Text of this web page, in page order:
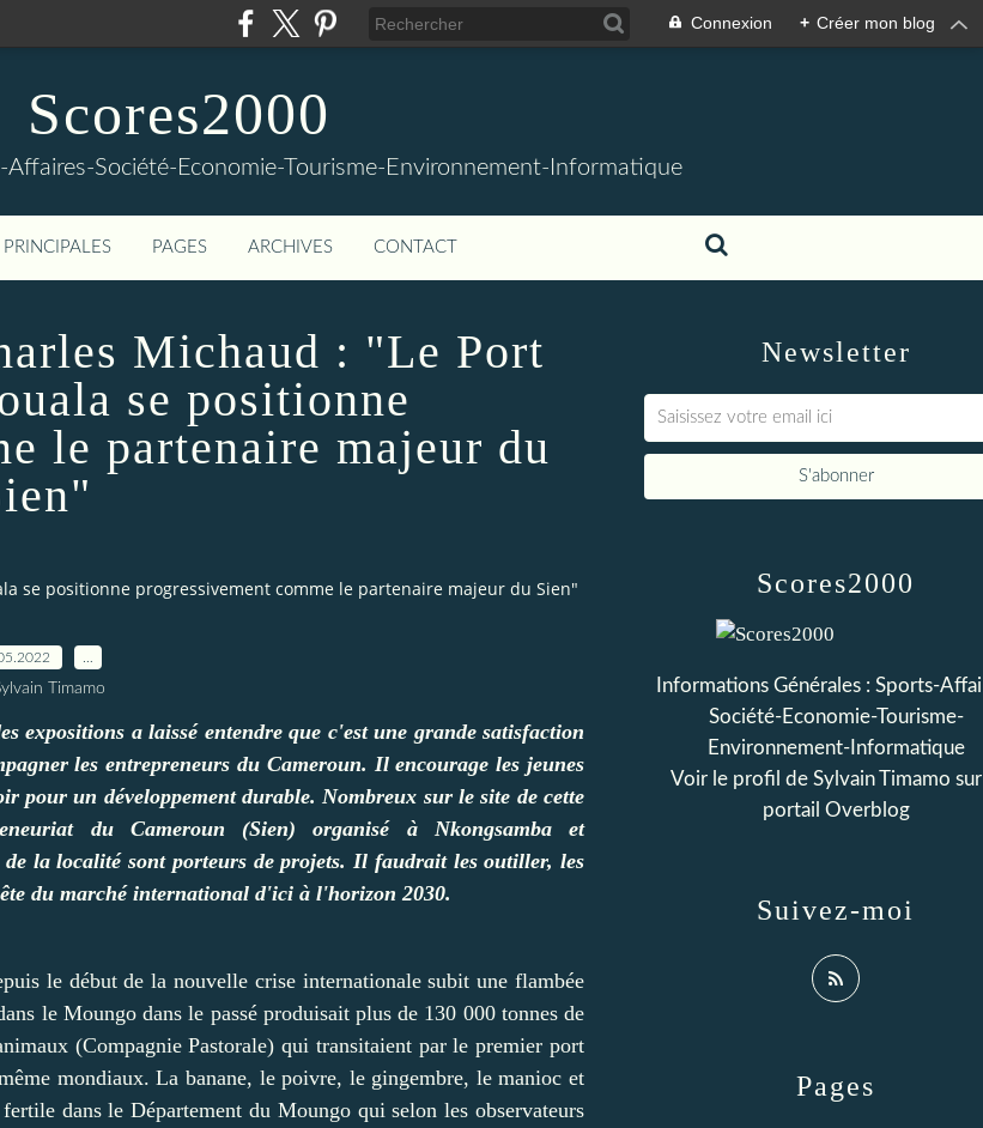
Connexion + Créer mon blog
Scores2000
Affaires-Société-Economie-Tourisme-Environnement-Informatique
PAGES ARCHIVES CONTACT
Michaud : "Le Port
se positionne
le partenaire majeur du
se positionne progressivement comme le partenaire majeur du Sien"
Timamo
a laissé entendre que c'est une grande satisfaction
les entrepreneurs du Cameroun. Il encourage les jeunes
pour un développement durable. Nombreux sur le site de cette
du Cameroun (Sien) organisé à Nkongsamba et
la localité sont porteurs de projets. Il faudrait les outiller, les
du marché international d'ici à l'horizon 2030.
le début de la nouvelle crise internationale subit une flambée
le Moungo dans le passé produisait plus de 130 000 tonnes de
(Compagnie Pastorale) qui transitaient par le premier port
mondiaux. La banane, le poivre, le gingembre, le manioc et
dans le Département du Moungo qui selon les observateurs
Newsletter
Pages
Scores2000
Informations Générales : Sports-
Société-Economie-Tourisme-
Environnement-Informatique
Voir le profil de Sylvain Timamo
portail Overblog
Suivez-moi